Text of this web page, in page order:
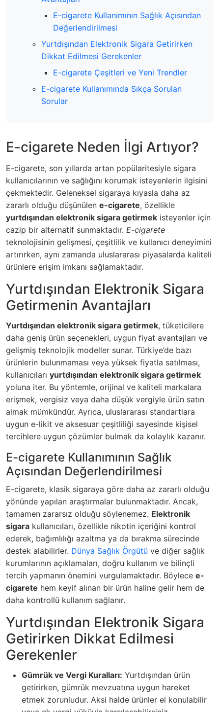
E-cigarete Kullanımının Sağlık Açısından
Değerlendirilmesi
Yurtdışından Elektronik Sigara Getirirken
Dikkat Edilmesi Gerekenler
E-cigarete Çeşitleri ve Yeni Trendler
E-cigarete Kullanımında Sıkça Sorulan
Sorular
E-cigarete Neden İlgi Artıyor?
E-cigarete, son yıllarda artan popülaritesiyle sigara
kullanıcılarının ve sağlığını korumak isteyenlerin ilgisini
çekmektedir. Geleneksel sigaraya kıyasla daha az
zararlı olduğu düşünülen e-cigarete, özellikle
yurtdışından elektronik sigara getirmek isteyenler için
cazip bir alternatif sunmaktadır. E-cigarete
teknolojisinin gelişmesi, çeşitlilik ve kullanıcı deneyimini
artırırken, aynı zamanda uluslararası piyasalarda kaliteli
ürünlere erişim imkanı sağlamaktadır.
Yurtdışından Elektronik Sigara
Getirmenin Avantajları
Yurtdışından elektronik sigara getirmek, tüketicilere
daha geniş ürün seçenekleri, uygun fiyat avantajları ve
gelişmiş teknolojik modeller sunar. Türkiye’de bazı
ürünlerin bulunmaması veya yüksek fiyatla satılması,
kullanıcıları yurtdışından elektronik sigara getirmek
yoluna iter. Bu yöntemle, orijinal ve kaliteli markalara
erişmek, vergisiz veya daha düşük vergiyle ürün satın
almak mümkündür. Ayrıca, uluslararası standartlara
uygun e-likit ve aksesuar çeşitliliği sayesinde kişisel
tercihlere uygun çözümler bulmak da kolaylık kazanır.
E-cigarete Kullanımının Sağlık
Açısından Değerlendirilmesi
E-cigarete, klasik sigaraya göre daha az zararlı olduğu
yönünde yapılan araştırmalar bulunmaktadır. Ancak,
tamamen zararsız olduğu söylenemez. Elektronik
sigara kullanıcıları, özellikle nikotin içeriğini kontrol
ederek, bağımlılığı azaltma ya da bırakma sürecinde
destek alabilirler. Dünya Sağlık Örgütü ve diğer sağlık
kurumlarının açıklamaları, doğru kullanım ve bilinçli
tercih yapmanın önemini vurgulamaktadır. Böylece e-
cigarete hem keyif alınan bir ürün haline gelir hem de
daha kontrollü kullanım sağlanır.
Yurtdışından Elektronik Sigara
Getirirken Dikkat Edilmesi
Gerekenler
Gümrük ve Vergi Kuralları: Yurtdışından ürün
getirirken, gümrük mevzuatına uygun hareket
etmek zorunludur. Aksi halde ürünler el konulabilir